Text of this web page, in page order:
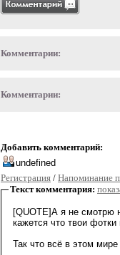
Комментарии:
Комментарии:
Добавить комментарий:
Регистрация / Напоминание
Текст комментария: